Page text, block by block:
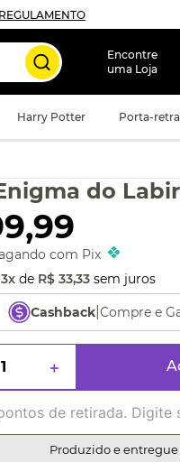
REGULAMENTO
Encontre
uma Loja
Harry Potter Porta-
do
,99
com Pix
3x de R$ 33,33 sem juros
Cashback| Compre e
＋
Produzido e entregue